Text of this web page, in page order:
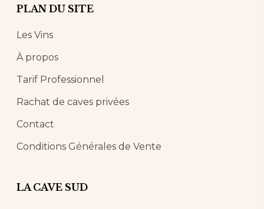
PLAN DU SITE
Les Vins
À propos
Tarif Professionnel
Rachat de caves privées
Contact
Conditions Générales de Vente
LA CAVE SUD